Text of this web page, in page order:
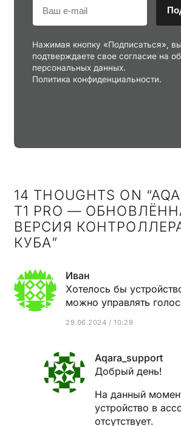
Нажимая кнопку «Подписаться», вы
подтверждаете свое согласие на
персональных данных.
Политика конфиденциальности.
14 THOUGHTS ON “
T1 PRO —
ВЕРСИЯ
КУБА”
Иван
Хотелось бы
можно управлять
29.06.2024 / 10:29
Aqara_support
Добрый день!
На данный
устройство в
отсутствует.